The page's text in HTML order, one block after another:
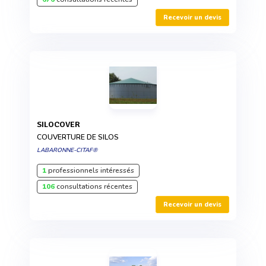
Recevoir un devis
SILOCOVER
COUVERTURE DE SILOS
LABARONNE-CITAF®
1professionnels intéressés
106consultations récentes
Recevoir un devis